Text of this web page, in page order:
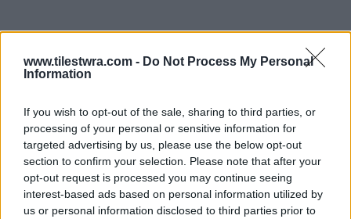
www.tilestwra.com - Do Not Process My Personal
Information
If you wish to opt-out of the sale, sharing to third parties, or
processing of your personal or sensitive information for
targeted advertising by us, please use the below opt-out
section to confirm your selection. Please note that after your
opt-out request is processed you may continue seeing
interest-based ads based on personal information utilized by
us or personal information disclosed to third parties prior to